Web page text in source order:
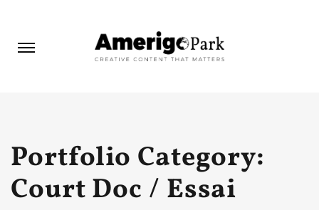
Portfolio Category:
Court Doc / Essai